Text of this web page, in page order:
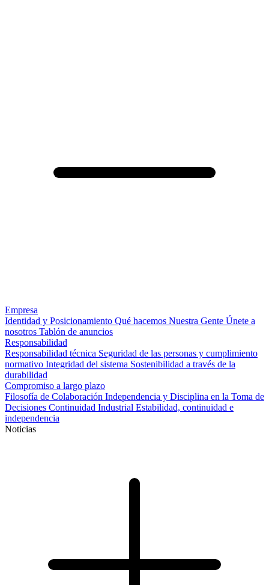
Empresa
Identidad y Posicionamiento Qué hacemos Nuestra Gente Únete a
nosotros Tablón de anuncios
Responsabilidad
Responsabilidad técnica Seguridad de las personas y cumplimiento
normativo Integridad del sistema Sostenibilidad a través de la
durabilidad
Compromiso a largo plazo
Filosofía de Colaboración Independencia y Disciplina en la Toma de
Decisiones Continuidad Industrial Estabilidad, continuidad e
independencia
Noticias